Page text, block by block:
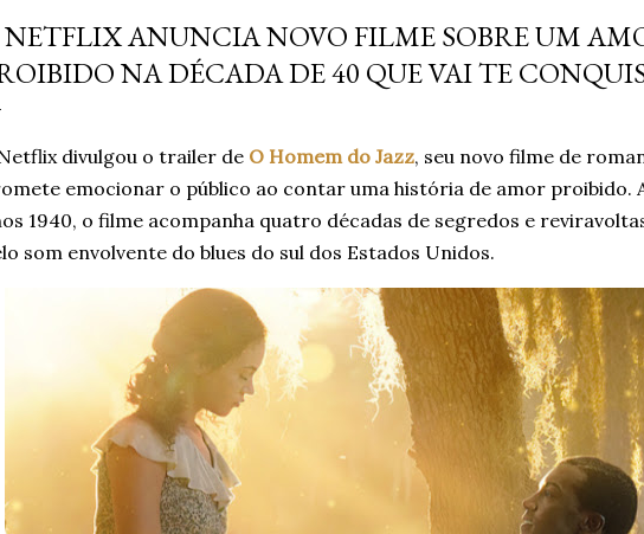
ANUNCIA NOVO FILME SOBRE UM
NA DÉCADA DE 40 QUE VAI TE
divulgou o trailer de O Homem do Jazz, seu novo filme de
emocionar o público ao contar uma história de amor proibido.
1940, o filme acompanha quatro décadas de segredos e
som envolvente do blues do sul dos Estados Unidos.